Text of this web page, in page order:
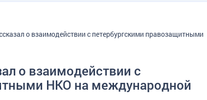
о взаимодействии с петербургскими правозащитными
о взаимодействии с
НКО на международной